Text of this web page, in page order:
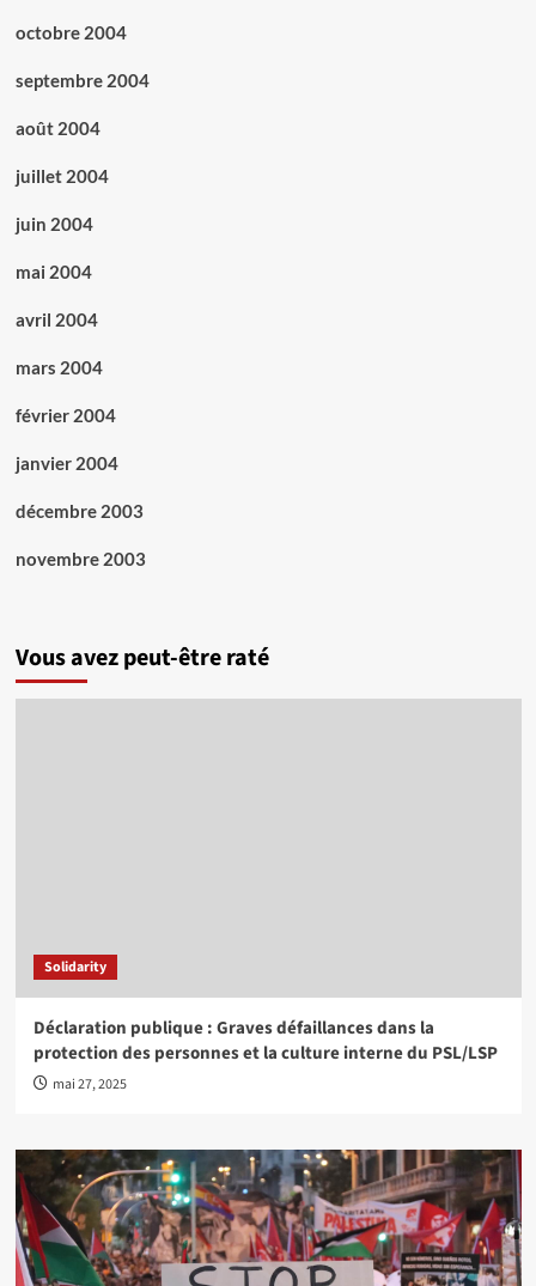
octobre 2004
septembre 2004
août 2004
juillet 2004
juin 2004
mai 2004
avril 2004
mars 2004
février 2004
janvier 2004
décembre 2003
novembre 2003
Vous avez peut-être raté
Solidarity
Déclaration publique : Graves défaillances dans la
protection des personnes et la culture interne du PSL/LSP
mai 27, 2025